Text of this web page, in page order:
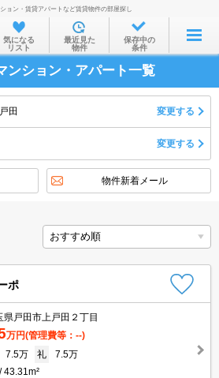
お部屋を探す
沿線・駅から
住所から
物件特集から
不動産会社から
TOP
ョン・賃貸アパートなど賃貸物件の部屋探し
気になる
リスト
最近見た
物件
保存中の
条件
ンション・アパート一覧
田 変更する
変更する
物件新着メール
ポ
県戸田市上戸田２丁目
万円(管理費等：--)
7.5万 礼
7.5万
43.31m²